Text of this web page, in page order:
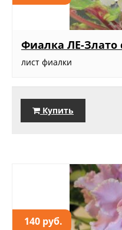
Фиалка ЛЕ-Злато
лист фиалки
Купить
140 руб.